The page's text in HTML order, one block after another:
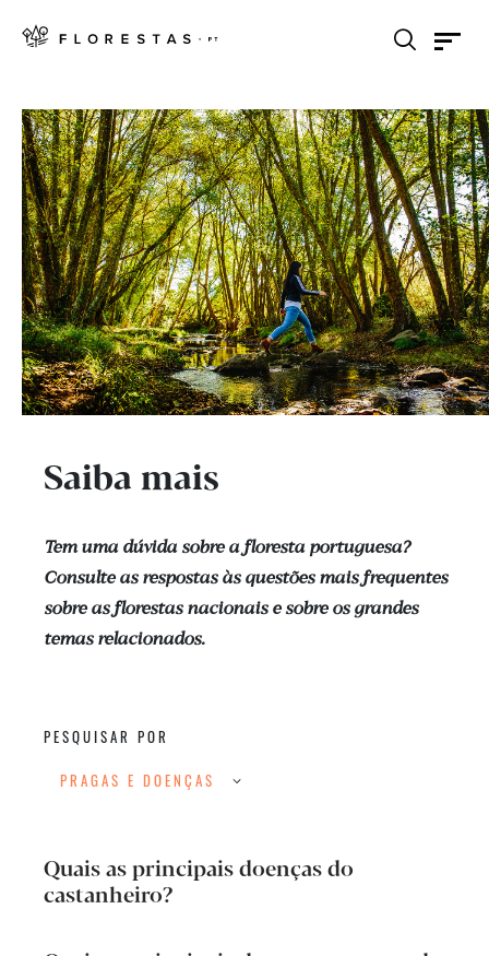
Saiba mais
Tem uma dúvida sobre a floresta portuguesa?
Consulte as respostas às questões mais frequentes
sobre as florestas nacionais e sobre os grandes
temas relacionados.
PESQUISAR POR
PRAGAS E DOENÇAS
Quais as principais doenças do
castanheiro?